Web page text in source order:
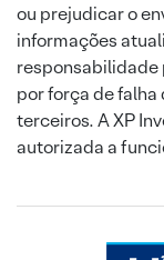
ou prejudicar o
informações
responsabilidade
por força de
terceiros. A XP
autorizada a